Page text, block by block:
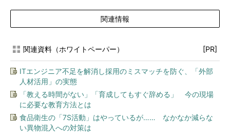
関連情報
関連資料（ホワイトペーパー） [PR]
ITエンジニア不足を解消し採用のミスマッチを防ぐ、「外部
人材活用」の実態
「教える時間がない」「育成してもすぐ辞める」 今の現場
に必要な教育方法とは
食品衛生の「7S活動」はやっているが…… なかなか減らな
い異物混入への対策は